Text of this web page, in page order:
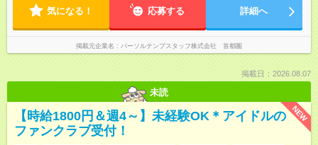
気になる！ 応募する 詳細へ
掲載元企業名 パーソルテンプスタッフ株式会社 首都圏
掲載日：2026.08.07
未読
NEW
【時給1800円＆週4～】未経験OK＊アイドルの
ファンクラブ受付！